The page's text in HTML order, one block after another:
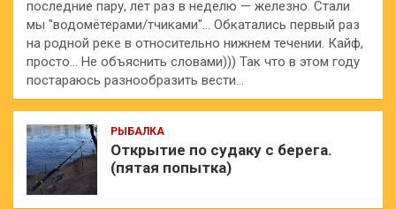
последние пару, лет раз в неделю — железно. Стали
мы "водомётерами/тчиками"… Обкатались первый раз
на родной реке в относительно нижнем течении. Кайф,
просто… Не объяснить словами))) Так что в этом году
постараюсь разнообразить вести…
РЫБАЛКА
Открытие по судаку с берега.
(пятая попытка)